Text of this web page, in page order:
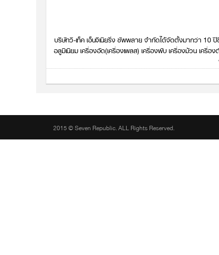
บริษัทวี-เท็ค เอ็นจิเนียริ่ง ซัพพลาย จำกัดได้จัดตั้งมากว่า 10
อลูมิเนียม เครื่องอัด(เครื่องเพลส) เครื่องพับ เครื่องม้วน เครื่
2015 © Seven Republic. ALL Rights Reserved.